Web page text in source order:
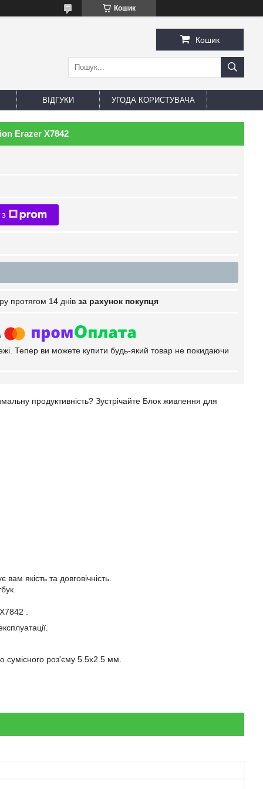
Кошик
Кошик
ВІДГУКИ УГОДА КОРИСТУВАЧА
Erazer X7842
протягом 14 днів за рахунок покупця
Тепер ви можете купити будь-який товар не покидаючи
продуктивність? Зустрічайте Блок живлення для
якість та довговічність.
.
сумісного роз'єму 5.5x2.5 мм.